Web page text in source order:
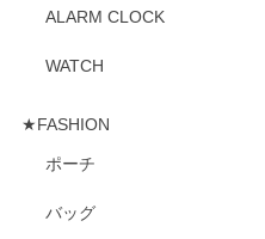
ALARM CLOCK
WATCH
★FASHION
ポーチ
バッグ